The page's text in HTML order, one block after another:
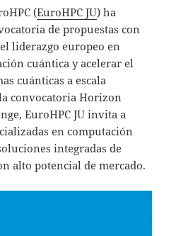
(EuroHPC JU) ha
de propuestas con
liderazgo europeo en
cuántica y acelerar el
cuánticas a escala
convocatoria Horizon
EuroHPC JU invita a
en computación
integradas de
alto potencial de mercado.